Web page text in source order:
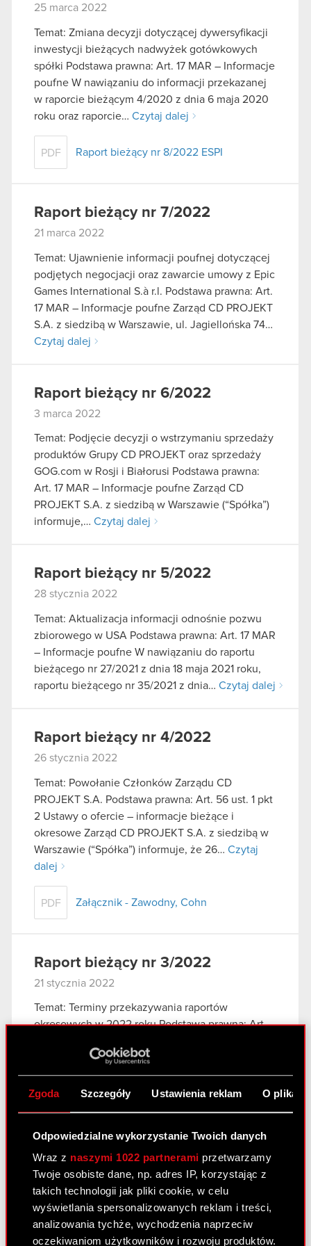
Zgoda Szczegóły Ustawienia reklam O
Odpowiedzialne wykorzystanie Twoich danych
Wraz z naszymi 1022 partnerami przetwarzamy
Twoje osobiste dane, np. adres IP, korzystając z
takich technologii jak pliki cookie, w celu
wyświetlania spersonalizowanych reklam i treści,
analizowania tychże, wychodzenia naprzeciw
oczekiwaniom użytkowników i rozwoju produktów.
25 marca 2022
Temat: Zmiana decyzji dotyczącej dywersyfikacji
inwestycji bieżących nadwyżek gotówkowych
spółki Podstawa prawna: Art. 17 MAR – Informacje
poufne W nawiązaniu do informacji przekazanej
w raporcie bieżącym 4/2020 z dnia 6 maja 2020
roku oraz raporcie… Czytaj dalej
PDF Raport bieżący nr 8/2022 ESPI
Raport bieżący nr 7/2022
21 marca 2022
Temat: Ujawnienie informacji poufnej dotyczącej
podjętych negocjacji oraz zawarcie umowy z Epic
Games International S.à r.l. Podstawa prawna: Art.
17 MAR – Informacje poufne Zarząd CD PROJEKT
S.A. z siedzibą w Warszawie, ul. Jagiellońska 74…
Czytaj dalej
Raport bieżący nr 6/2022
3 marca 2022
Temat: Podjęcie decyzji o wstrzymaniu sprzedaży
produktów Grupy CD PROJEKT oraz sprzedaży
GOG.com w Rosji i Białorusi Podstawa prawna:
Art. 17 MAR – Informacje poufne Zarząd CD
PROJEKT S.A. z siedzibą w Warszawie (“Spółka”)
informuje,… Czytaj dalej
Raport bieżący nr 5/2022
28 stycznia 2022
Temat: Aktualizacja informacji odnośnie pozwu
zbiorowego w USA Podstawa prawna: Art. 17 MAR
– Informacje poufne W nawiązaniu do raportu
bieżącego nr 27/2021 z dnia 18 maja 2021 roku,
raportu bieżącego nr 35/2021 z dnia… Czytaj dalej
Raport bieżący nr 4/2022
26 stycznia 2022
Temat: Powołanie Członków Zarządu CD
PROJEKT S.A. Podstawa prawna: Art. 56 ust. 1 pkt
2 Ustawy o ofercie – informacje bieżące i
okresowe Zarząd CD PROJEKT S.A. z siedzibą w
Warszawie (“Spółka”) informuje, że 26… Czytaj
dalej
PDF Załącznik - Zawodny, Cohn
Raport bieżący nr 3/2022
21 stycznia 2022
Temat: Terminy przekazywania raportów
okresowych w 2022 roku Podstawa prawna: Art.
bieżące i okresowe Zarząd CD PROJEKT S.A. z
siedzibą w Warszawie, przy ul. Jagiellońskiej…
Czytaj dalej
Raport bieżący nr 2/2022
11 stycznia 2022
Temat: Aktualizacja informacji dotyczącej pozwu
zbiorowego w USA Podstawa prawna: Art. 17 MAR
– Informacje poufne W nawiązaniu do raportu
bieżącego nr 45/2021 z 16 grudnia 2021 roku,